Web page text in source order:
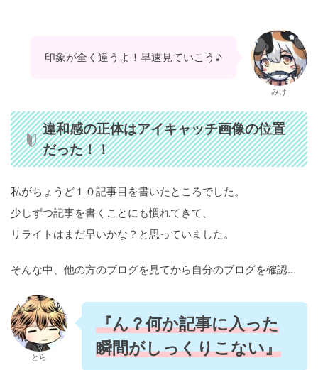
印象が全く違うよ！早速見ていこう♪
みけ
違和感の正体はアイキャッチ画像の位置
だった！！
私がちょうど１０記事目を書いたところでした。
少しずつ記事を書くことにも慣れてきて、
リライトはまだ早いかな？と思っていました。
そんな中、他の方のブログを見てから自分のブログを確認…
とら
『ん？何か記事に入った
瞬間がしっくりこない』